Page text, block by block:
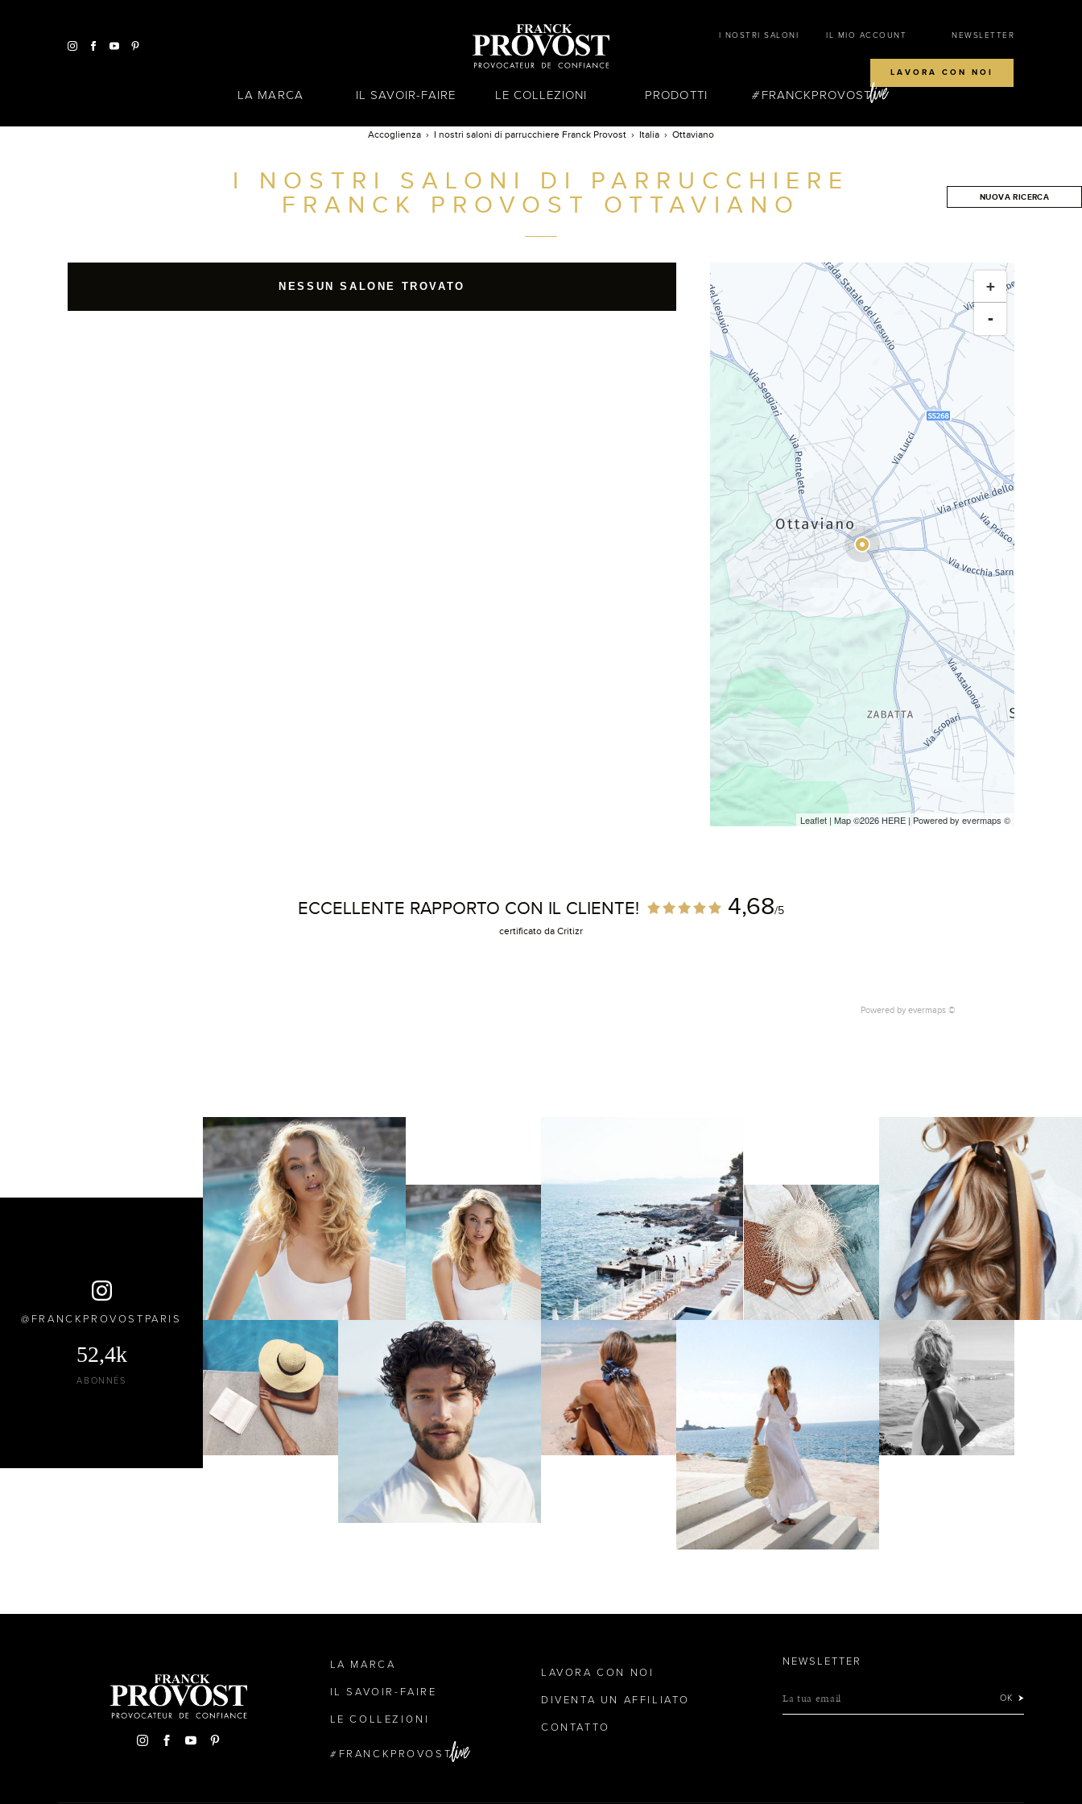
Accoglienza I nostri saloni di parrucchiere Franck Provost Italia Ottaviano
I NOSTRI SALONI DI PARRUCCHIERE
FRANCK PROVOST
OTTAVIANO NUOVA RICERCA
+
-
Leaflet | Map ©2026HERE | Powered by evermaps ©
NESSUN SALONE TROVATO
ECCELLENTE RAPPORTO CON IL CLIENTE! 4,68/5
certificato da Critizr
Powered by evermaps ©
I NOSTRI SALONI IL MIO ACCOUNT NEWSLETTER
LAVORA CON NOI
LA MARCA IL SAVOIR-FAIRE LE COLLEZIONI PRODOTTI FRANCKPROVOST
FRANCKPROVOSTPARIS
52,4k
ABONNÉS
LA MARCA
IL SAVOIR-FAIRE
LE COLLEZIONI
FRANCKPROVOST
LAVORA CON NOI
DIVENTA UN AFFILIATO
CONTATTO
NEWSLETTER
La tua email OK